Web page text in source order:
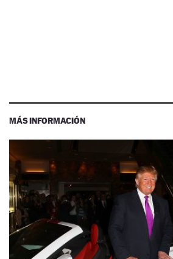
MÁS INFORMACIÓN